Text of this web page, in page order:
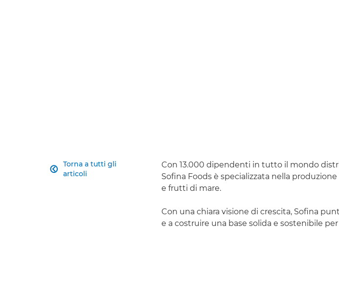
Torna a tutti gli
articoli

Con 13.000 dipendenti in tutto il mondo
Sofina Foods è specializzata nella
e frutti di mare.
Con una chiara visione di crescita, Sofina
e a costruire una base solida e sostenibile